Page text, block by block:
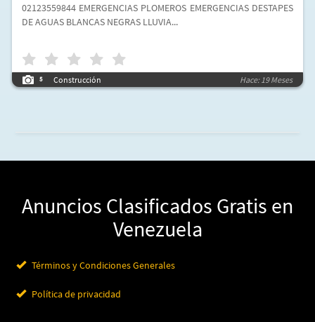
02123559844 EMERGENCIAS PLOMEROS EMERGENCIAS DESTAPES
DE AGUAS BLANCAS NEGRAS LLUVIA...
5 Construcción Hace: 19 Meses
Anuncios Clasificados Gratis en
Venezuela
Términos y Condiciones Generales
Política de privacidad